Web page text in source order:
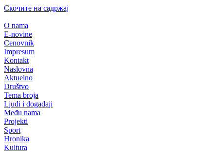
Скочите на садржај
O nama
E-novine
Cenovnik
Impresum
Kontakt
Naslovna
Aktuelno
Društvo
Tema broja
Ljudi i događaji
Među nama
Projekti
Sport
Hronika
Kultura